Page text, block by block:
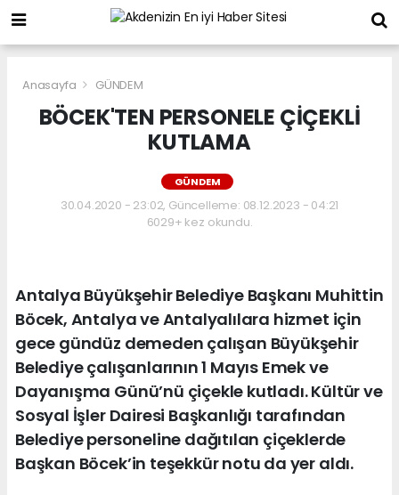
Anasayfa GÜNDEM
BÖCEK'TEN PERSONELE ÇİÇEKLİ
KUTLAMA
GÜNDEM
30.04.2020 - 23:02, Güncelleme: 08.12.2023 - 04:21
6029+ kez okundu.
Antalya Büyükşehir Belediye Başkanı Muhittin
Böcek, Antalya ve Antalyalılara hizmet için
gece gündüz demeden çalışan Büyükşehir
Belediye çalışanlarının 1 Mayıs Emek ve
Dayanışma Günü’nü çiçekle kutladı. Kültür ve
Sosyal İşler Dairesi Başkanlığı tarafından
Belediye personeline dağıtılan çiçeklerde
Başkan Böcek’in teşekkür notu da yer aldı.